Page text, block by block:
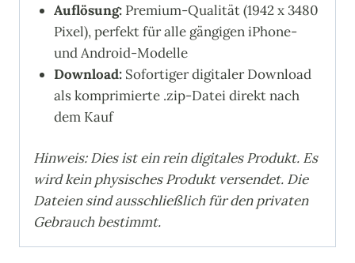
Auflösung:Premium-Qualität (1942 x 3480
Pixel), perfekt für alle gängigen iPhone-
und Android-Modelle
Download:Sofortiger digitaler Download
als komprimierte .zip-Datei direkt nach
dem Kauf
Hinweis: Dies ist ein rein digitales Produkt. Es
wird kein physisches Produkt versendet. Die
Dateien sind ausschließlich für den privaten
Gebrauch bestimmt.